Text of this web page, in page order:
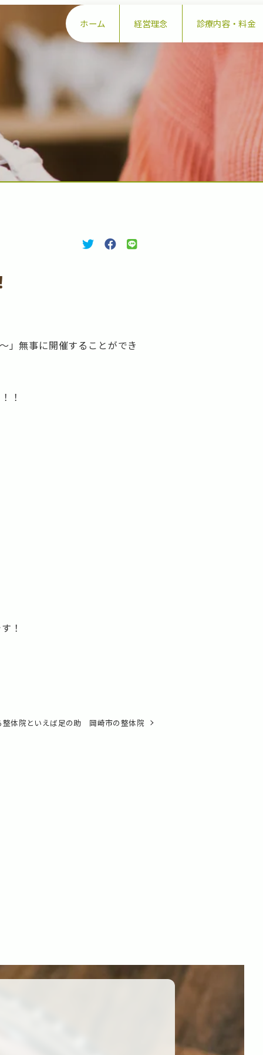
ホーム 経営理念 診療内容・料金
」無事に開催することができ
！
！
整体院といえば足の助 岡崎市の整体院